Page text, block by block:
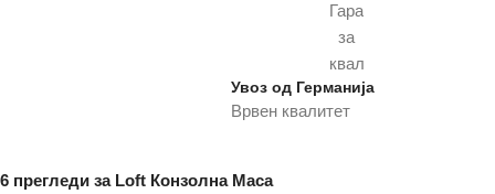
Увоз од Германија
Врвен квалитет
6 прегледи за Loft Конзолна Маса